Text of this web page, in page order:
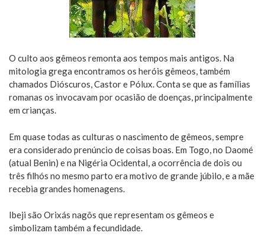
O culto aos gêmeos remonta aos tempos mais antigos. Na
mitologia grega encontramos os heróis gêmeos, também
chamados Dióscuros, Castor e Pólux. Conta se que as famílias
romanas os invocavam por ocasião de doenças, principalmente
em crianças.
Em quase todas as culturas o nascimento de gêmeos, sempre
era considerado prenúncio de coisas boas. Em Togo, no Daomé
(atual Benin) e na Nigéria Ocidental, a ocorrência de dois ou
três filhós no mesmo parto era motivo de grande júbilo, e a mãe
recebia grandes homenagens.
Ibeji são Orixás nagôs que representam os gêmeos e
simbolizam também a fecundidade.